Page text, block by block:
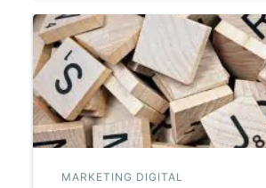
MARKETING DIGITAL